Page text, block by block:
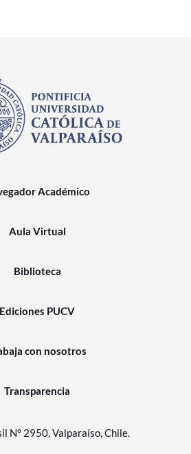
Académico
Aula Virtual
Biblioteca
Ediciones PUCV
con nosotros
Transparencia
N° 2950, Valparaíso, Chile.